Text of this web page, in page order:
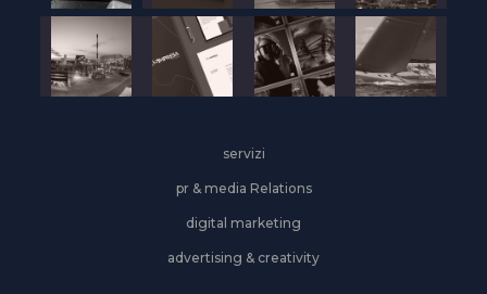
servizi
pr & media Relations
digital marketing
advertising & creativity